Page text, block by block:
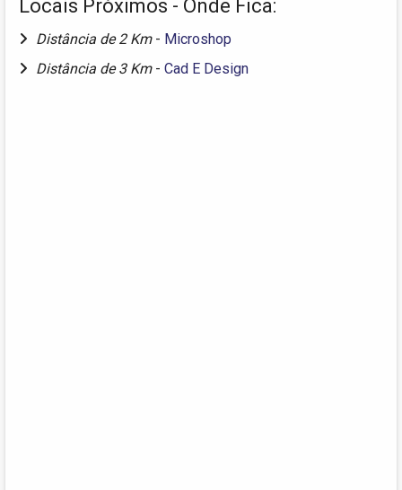
Locais Próximos - Onde Fica:
Distância de 2 Km - Microshop
Distância de 3 Km - Cad E Design